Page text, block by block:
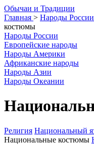
Обычаи и Традиции
Главная > Народы России
костюмы
Народы России
Европейские народы
Народы Америки
Африканские народы
Народы Азии
Народы Океании
Религия Национальный
Национальные костюмы